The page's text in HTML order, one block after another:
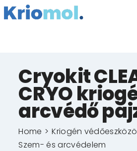
Kihagyás
Cryokit
CRYO
arcvédő
Home
Kriogén
Szem- és arcvédelem